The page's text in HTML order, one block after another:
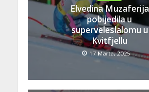
Elvedina Muzaferija
pobijedila u
superveleslalomu u
Kvitfjellu
17 Marta, 2025